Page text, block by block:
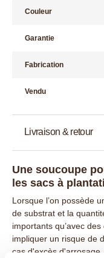
Une soucoupe
les sacs à
Lorsque l’on possède
de substrat et la
importants qu’avec
impliquer un risque de
cas d'excès
Couleur
Garantie
Fabrication
Vendu
Livraison & retour